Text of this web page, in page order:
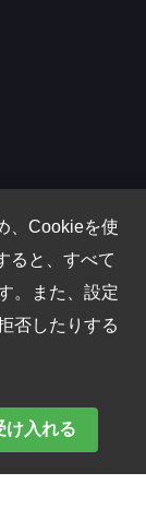
rights reserved.
、Cookieを使
ると、すべて
。また、設定
否したりする
け入れる